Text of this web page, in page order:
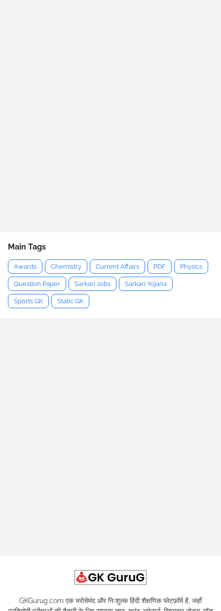
Main Tags
Awards Chemistry Current Affairs PDF Physics
Question Paper Sarkari Jobs Sarkari Yojana
Sports GK Static GK
GKGurug.com एक भरोसेमंद और निःशुल्क हिंदी शैक्षणिक प्लेटफ़ॉर्म है, जहाँ